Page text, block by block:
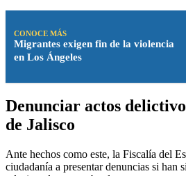
CONOCE MÁS
Migrantes exigen fin de la violencia
en Los Ángeles
Denunciar actos
de Jalisco
Ante hechos como este, la Fiscalía del
ciudadanía a presentar denuncias si han